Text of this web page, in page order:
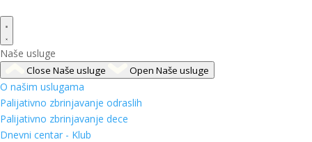
Naše usluge
Close Naše usluge Open Naše usluge
O našim uslugama
Palijativno zbrinjavanje odraslih
Palijativno zbrinjavanje dece
Dnevni centar - Klub